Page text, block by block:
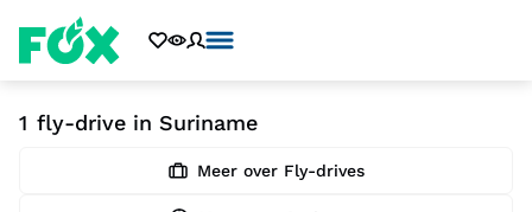
1 fly-drive in Suriname
Meer over Fly-drives